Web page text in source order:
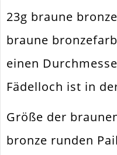
Farbe
Funktion
Spezifikation
Verwendung
Durchmesser Außen
Fädelloch /
23g braune
braune
einen
Fädelloch ist in
Größe der
bronze runden